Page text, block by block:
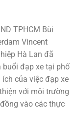
TPHCM Bùi
Vincent
Hà Lan đã
buổi đạp xe tại phố
của việc đạp xe
với môi trường
vào các thực